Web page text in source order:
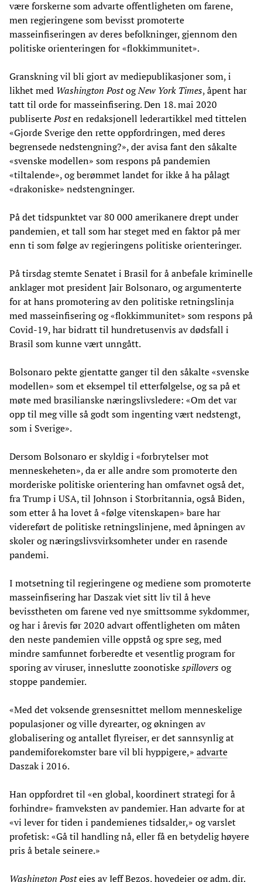
være forskerne som advarte offentligheten om farene,
men regjeringene som bevisst promoterte
masseinfiseringen av deres befolkninger, gjennom den
politiske orienteringen for «flokkimmunitet».
Granskning vil bli gjort av mediepublikasjoner som, i
likhet med Washington PostogNew York Times, åpent har
tatt til orde for masseinfisering. Den 18. mai 2020
publisertePosten redaksjonell lederartikkel med tittelen
«Gjorde Sverige den rette oppfordringen, med deres
begrensede nedstengning?», der avisa fant den såkalte
«svenske modellen» som respons på pandemien
«tiltalende», og berømmet landet for ikke å ha pålagt
«drakoniske» nedstengninger.
På det tidspunktet var 80 000 amerikanere drept under
pandemien, et tall som har steget med en faktor på mer
enn ti som følge av regjeringens politiske orienteringer.
På tirsdag stemte Senatet i Brasil for å anbefale kriminelle
anklager mot president Jair Bolsonaro, og argumenterte
for at hans promotering av den politiske retningslinja
med masseinfisering og «flokkimmunitet» som respons på
Covid-19, har bidratt til hundretusenvis av dødsfall i
Brasil som kunne vært unngått.
Bolsonaro pekte gjentatte ganger til den såkalte «svenske
modellen» som et eksempel til etterfølgelse, og sa på et
møte med brasilianske næringslivsledere: «Om det var
opp til meg ville så godt som ingenting vært nedstengt,
som i Sverige».
Dersom Bolsonaro er skyldig i «forbrytelser mot
menneskeheten», da er alle andre som promoterte den
morderiske politiske orientering han omfavnet også det,
fra Trump i USA, til Johnson i Storbritannia, også Biden,
som etter å ha lovet å «følge vitenskapen» bare har
videreført de politiske retningslinjene, med åpningen av
skoler og næringslivsvirksomheter under en rasende
pandemi.
I motsetning til regjeringene og mediene som promoterte
masseinfisering har Daszak viet sitt liv til å heve
bevisstheten om farene ved nye smittsomme sykdommer,
og har i årevis før 2020 advart offentligheten om måten
den neste pandemien ville oppstå og spre seg, med
mindre samfunnet forberedte et vesentlig program for
sporing av viruser, inneslutte zoonotiskespilloversog
stoppe pandemier.
«Med det voksende grensesnittet mellom menneskelige
populasjoner og ville dyrearter, og økningen av
globalisering og antallet flyreiser, er det sannsynlig at
pandemiforekomster bare vil bli hyppigere,» advarte
Daszak i 2016.
Han oppfordret til «en global, koordinert strategi for å
forhindre» framveksten av pandemier. Han advarte for at
«vi lever for tiden i pandemienes tidsalder,» og varslet
profetisk: «Gå til handling nå, eller få en betydelig høyere
pris å betale seinere.»
Washington Posteies av Jeff Bezos, hovedeier og adm. dir.